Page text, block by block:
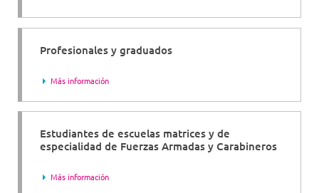
Profesionales y graduados
Más información
Estudiantes de escuelas matrices y de
especialidad de Fuerzas Armadas y Carabineros
Más información